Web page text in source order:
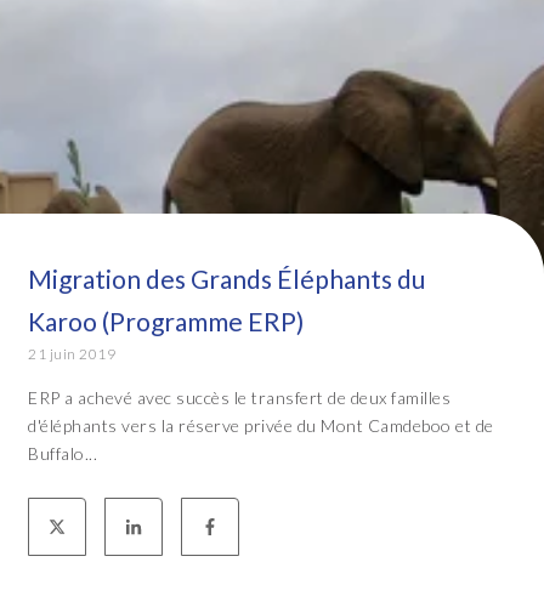
Migration des Grands Éléphants du
Karoo (Programme ERP)
21 juin 2019
ERP a achevé avec succès le transfert de deux familles
d'éléphants vers la réserve privée du Mont Camdeboo et de
Buffalo...